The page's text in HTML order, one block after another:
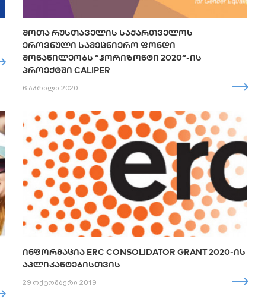
ᲨᲝᲗᲐ ᲠᲣᲡᲗᲐᲕᲔᲚᲘᲡ ᲡᲐᲥᲐᲠᲗᲕᲔᲚᲝᲡ
ᲔᲠᲝᲕᲜᲣᲚᲘ ᲡᲐᲛᲔᲪᲜᲘᲔᲠᲝ ᲤᲝᲜᲓᲘ
ᲛᲝᲜᲐᲬᲘᲚᲔᲝᲑᲡ “ᲰᲝᲠᲘᲖᲝᲜᲢᲘ 2020“-ᲘᲡ
ᲞᲠᲝᲔᲥᲢᲨᲘ CALIPER
6 აპრილი 2020
ᲘᲜᲤᲝᲠᲛᲐᲪᲘᲐ ERC CONSOLIDATOR GRANT 2020-ᲘᲡ
ᲐᲞᲚᲘᲙᲐᲜᲢᲔᲑᲘᲡᲗᲕᲘᲡ
29 ოქტომბერი 2019